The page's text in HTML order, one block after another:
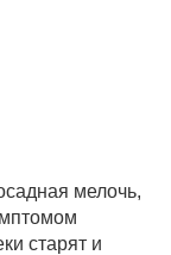
мелочь,
старят и